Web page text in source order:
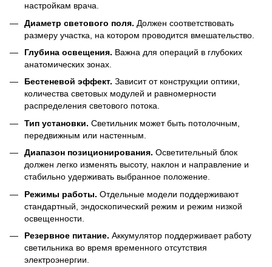
настройкам врача.
Диаметр светового поля. Должен соответствовать
размеру участка, на котором проводится вмешательство.
Глубина освещения. Важна для операций в глубоких
анатомических зонах.
Бестеневой эффект. Зависит от конструкции оптики,
количества световых модулей и равномерности
распределения светового потока.
Тип установки. Светильник может быть потолочным,
передвижным или настенным.
Диапазон позиционирования. Осветительный блок
должен легко изменять высоту, наклон и направление и
стабильно удерживать выбранное положение.
Режимы работы. Отдельные модели поддерживают
стандартный, эндоскопический режим и режим низкой
освещенности.
Резервное питание. Аккумулятор поддерживает работу
светильника во время временного отсутствия
электроэнергии.